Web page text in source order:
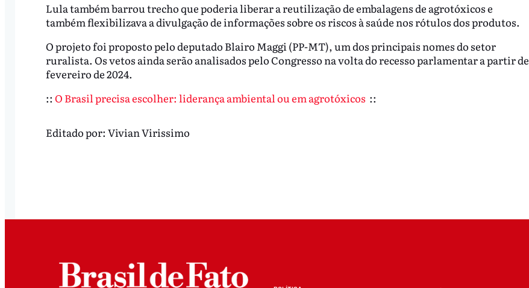
Lula também barrou trecho que poderia liberar a reutilização de embalagens de agrotóxicos e
também flexibilizava a divulgação de informações sobre os riscos à saúde nos rótulos dos produtos.
O projeto foi proposto pelo deputado Blairo Maggi (PP-MT), um dos principais nomes do setor
ruralista. Os vetos ainda serão analisados pelo Congresso na volta do recesso parlamentar a partir de
fevereiro de 2024.
:: O Brasil precisa escolher: liderança ambiental ou em agrotóxicos ::
Editado por: Vivian Virissimo